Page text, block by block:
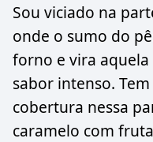
Sou viciado na
onde o sumo do
forno e vira
sabor intenso.
cobertura nessa
caramelo com